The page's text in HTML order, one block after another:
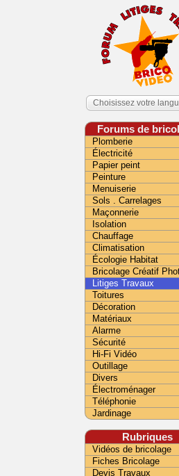
Choisissez votre
Forums de
Plomberie
Électricité
Papier peint
Peinture
Menuiserie
Sols . Carrelages
Maçonnerie
Isolation
Chauffage
Climatisation
Écologie Habitat
Bricolage Créatif
Litiges Travaux
Toitures
Décoration
Matériaux
Alarme
Sécurité
Hi-Fi Vidéo
Outillage
Divers
Électroménager
Téléphonie
Jardinage
Rubriques
Vidéos de bricolage
Fiches Bricolage
Devis Travaux